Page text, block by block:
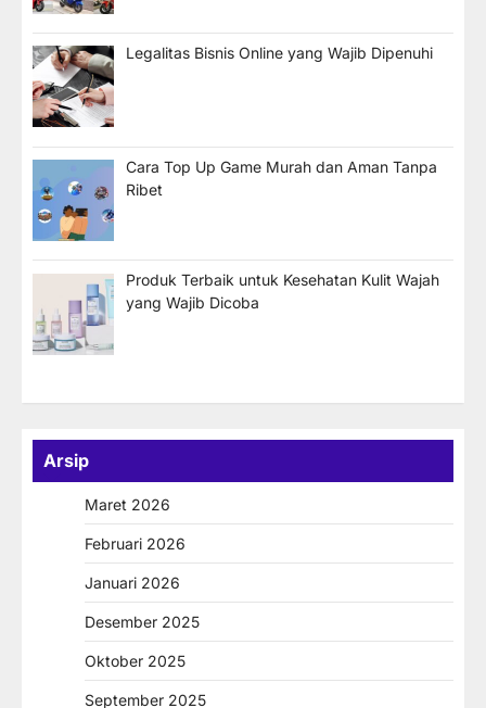
Legalitas Bisnis Online yang Wajib Dipenuhi
Cara Top Up Game Murah dan Aman Tanpa
Ribet
Produk Terbaik untuk Kesehatan Kulit Wajah
yang Wajib Dicoba
Arsip
Maret 2026
Februari 2026
Januari 2026
Desember 2025
Oktober 2025
September 2025